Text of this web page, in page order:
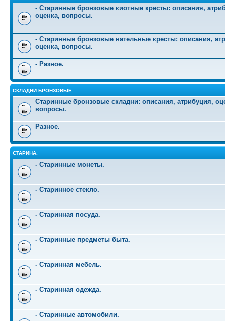
- Старинные бронзовые киотные кресты: описания,
оценка, вопросы.
- Старинные бронзовые нательные кресты: описания,
оценка, вопросы.
- Разное.
СКЛАДНИ БРОНЗОВЫЕ.
Старинные бронзовые складни: описания, атрибуция,
вопросы.
Разное.
СТАРИНА.
- Старинные монеты.
- Старинное стекло.
- Старинная посуда.
- Старинные предметы быта.
- Старинная мебель.
- Старинная одежда.
- Старинные автомобили.